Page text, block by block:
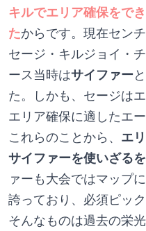
キルでエリア確保をで
たからです。現在セン
セージ・キルジョイ・
ース当時はサイファーと
た。しかも、セージは
エリア確保に適したエ
これらのことから、 エ
サイファーを使いざる
ァーも大会ではマップ
誇っており、必須ピック
そんなものは過去の栄